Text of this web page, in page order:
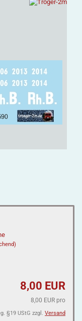
8,00 EUR
8,00 EUR pro
§19 UStG zzgl. Versand